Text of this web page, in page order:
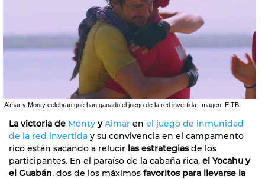
Aimar y Monty celebran que han ganado el juego de la red invertida. Imagen: EITB
La victoria de Monty yAimar en el juego de inmunidad
de la red invertida y su convivencia en el campamento
rico están sacando a relucir las estrategiasde los
participantes. En el paraíso de la cabaña rica, el Yocahu y
el Guabán, dos de los máximos favoritos para llevarse la